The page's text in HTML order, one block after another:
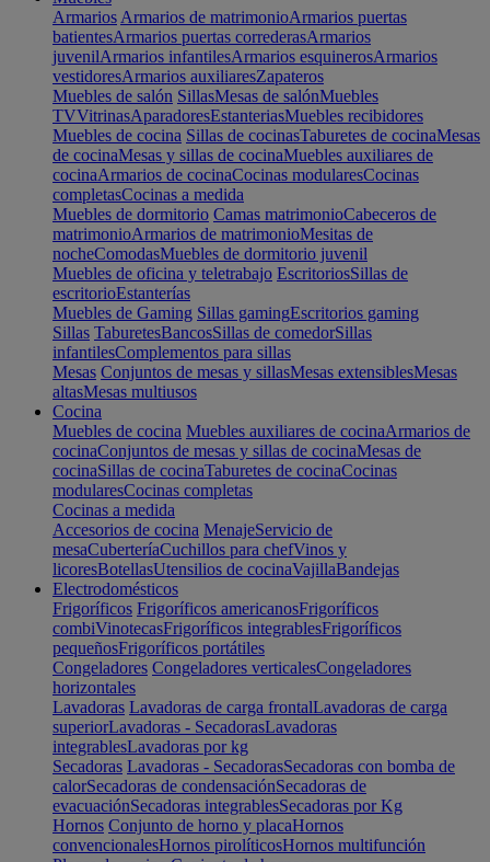
Armarios Armarios de matrimonioArmarios puertas
batientesArmarios puertas correderasArmarios
juvenilArmarios infantilesArmarios esquinerosArmarios
vestidoresArmarios auxiliaresZapateros
Muebles de salón SillasMesas de salónMuebles
TVVitrinasAparadoresEstanteriasMuebles recibidores
Muebles de cocina Sillas de cocinasTaburetes de cocinaMesas
de cocinaMesas y sillas de cocinaMuebles auxiliares de
cocinaArmarios de cocinaCocinas modularesCocinas
completasCocinas a medida
Muebles de dormitorio Camas matrimonioCabeceros de
matrimonioArmarios de matrimonioMesitas de
nocheComodasMuebles de dormitorio juvenil
Muebles de oficina y teletrabajo EscritoriosSillas de
escritorioEstanterías
Muebles de Gaming Sillas gamingEscritorios gaming
Sillas TaburetesBancosSillas de comedorSillas
infantilesComplementos para sillas
Mesas Conjuntos de mesas y sillasMesas extensiblesMesas
altasMesas multiusos
Cocina
Muebles de cocina Muebles auxiliares de cocinaArmarios de
cocinaConjuntos de mesas y sillas de cocinaMesas de
cocinaSillas de cocinaTaburetes de cocinaCocinas
modularesCocinas completas
Cocinas a medida
Accesorios de cocina MenajeServicio de
mesaCuberteríaCuchillos para chefVinos y
licoresBotellasUtensilios de cocinaVajillaBandejas
Electrodomésticos
Frigoríficos Frigoríficos americanosFrigoríficos
combiVinotecasFrigoríficos integrablesFrigoríficos
pequeñosFrigoríficos portátiles
Congeladores Congeladores verticalesCongeladores
horizontales
Lavadoras Lavadoras de carga frontalLavadoras de carga
superiorLavadoras - SecadorasLavadoras
integrablesLavadoras por kg
Secadoras Lavadoras - SecadorasSecadoras con bomba de
calorSecadoras de condensaciónSecadoras de
evacuaciónSecadoras integrablesSecadoras por Kg
Hornos Conjunto de horno y placaHornos
convencionalesHornos pirolíticosHornos multifunción